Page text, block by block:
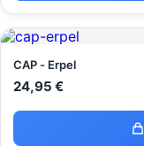
CAP - Erpel
24,95 €